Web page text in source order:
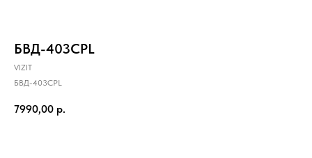
БВД-403CPL
VIZIT
БВД-403CPL
7990,00 р.